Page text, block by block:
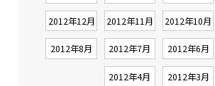
2012年12月 2012年11月 2012年10月
2012年8月 2012年7月 2012年6月
2012年4月 2012年3月